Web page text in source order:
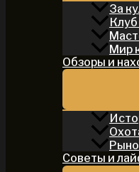
За
Мир
Обзоры и
Советы и